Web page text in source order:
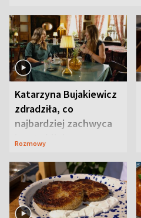
Katarzyna Bujakiewicz
zdradziła, co
najbardziej zachwyca
ją w Lublinie
Rozmowy